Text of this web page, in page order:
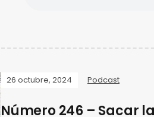
26 octubre, 2024 Podcast
Número 246 – Sacar